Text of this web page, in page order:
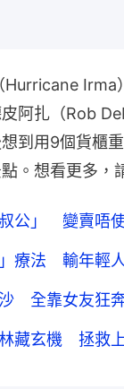
Hurricane Irma
阿扎（Rob
到用9個貨櫃
。想看更多，
公」 變賣唔
療法 輸年輕
全靠女友狂
藏玄機 拯救上